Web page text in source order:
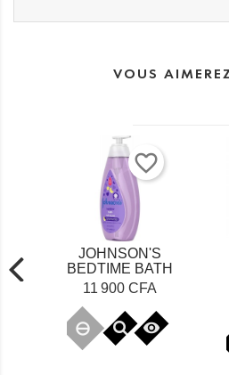
VOUS
JOHNSON'S
BEDTIME
BABY BATH
10 900 CFA

favorite_border
8